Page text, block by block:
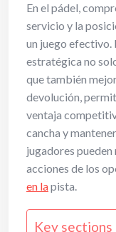
En el pádel,
servicio y la
un juego efectivo.
estratégica no
que también
devolución,
ventaja
cancha y
jugadores
acciones de los
en lapista.
Key